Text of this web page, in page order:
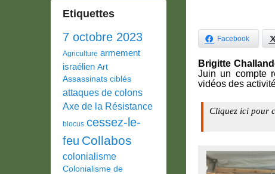
Facebook
Brigitte
Juin un compte
vidéos des
Cliquez ici pour
Etiquettes
7 octobre 2023
Agriculture armement
israélien Art
Assassinats ciblés
attaques de colons
Axe de la Résistance
blocus cessez-le-
feu Collabos
colonialisme
Colonialisme de